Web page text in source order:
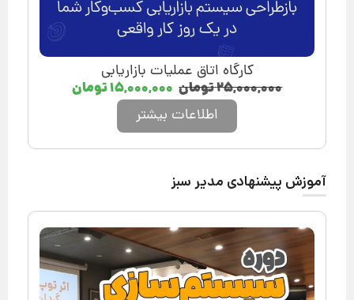
کارگاه اتاق عملیات بازاریابی
۲۵,۰۰۰,۰۰۰تومان ۱۵,۰۰۰,۰۰۰تومان
اطلاعات بیشتر
آموزش پیشنهادی مدیر سبز